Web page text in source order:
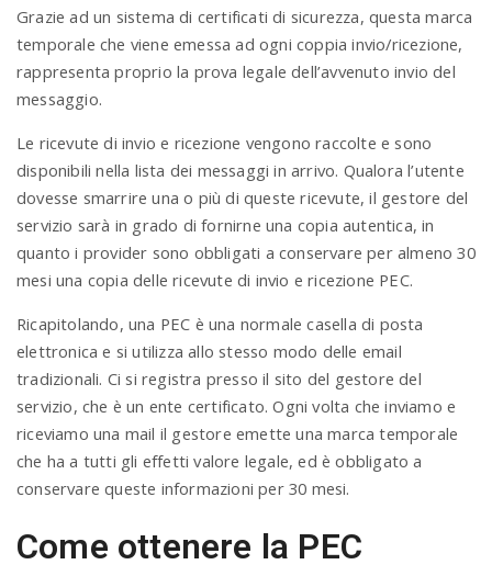
Grazie ad un sistema di certificati di sicurezza, questa marca
temporale che viene emessa ad ogni coppia invio/ricezione,
rappresenta proprio la prova legale dell’avvenuto invio del
messaggio.
Le ricevute di invio e ricezione vengono raccolte e sono
disponibili nella lista dei messaggi in arrivo. Qualora l’utente
dovesse smarrire una o più di queste ricevute, il gestore del
servizio sarà in grado di fornirne una copia autentica, in
quanto i provider sono obbligati a conservare per almeno 30
mesi una copia delle ricevute di invio e ricezione PEC.
Ricapitolando, una PEC è una normale casella di posta
elettronica e si utilizza allo stesso modo delle email
tradizionali. Ci si registra presso il sito del gestore del
servizio, che è un ente certificato. Ogni volta che inviamo e
riceviamo una mail il gestore emette una marca temporale
che ha a tutti gli effetti valore legale, ed è obbligato a
conservare queste informazioni per 30 mesi.
Come ottenere la PEC